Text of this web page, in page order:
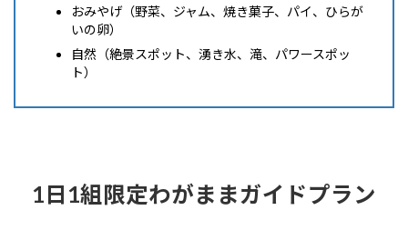
おみやげ（野菜、ジャム、焼き菓子、パイ、ひらが
いの卵）
自然（絶景スポット、湧き水、滝、パワースポッ
ト）
1日1組限定わがままガイドプラン